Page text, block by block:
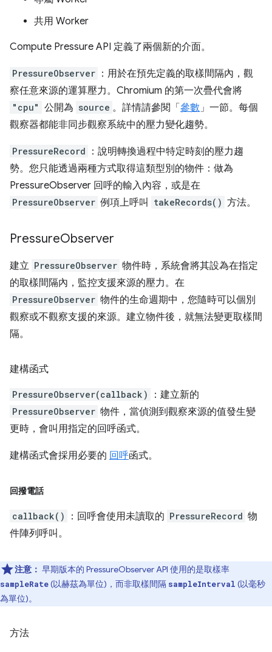
共用 Worker
Compute Pressure API 定義了兩個新的介面。
PressureObserver ：用於在預先定義的取樣間隔內，觀
察任意來源的運算壓力。Chromium 的第一次疊代會將
"cpu" 公開為 source 。詳情請參閱「 參數」一節。每個
觀察器都能非同步觀察系統中的壓力變化趨勢。
PressureRecord
：說明轉換過程中特定時刻的壓力趨
勢。您只能透過兩種方式取得這類型別的物件：做為
PressureObserver 回呼的輸入內容，或是在
PressureObserver 例項上呼叫 takeRecords() 方法。
PressureObserver
建立 PressureObserver 物件時，系統會將其設為在指定
的取樣間隔內，監控支援來源的壓力。在
PressureObserver 物件的生命週期中，您隨時可以個別
觀察或不觀察支援的來源。建立物件後，就無法變更取樣間
隔。
建構函式
PressureObserver(callback) ：建立新的
PressureObserver 物件，當偵測到觀察來源的值發生變
更時，會叫用指定的回呼函式。
建構函式會採用必要的 回呼函式。
回撥電話
callback() ：回呼會使用未讀取的 PressureRecord 物
件陣列呼叫。
注意： 早期版本的 PressureObserver API 使用的是取樣率
sampleRate(以赫茲為單位)，而非取樣間隔 sampleInterval (以毫秒
為單位)。
方法